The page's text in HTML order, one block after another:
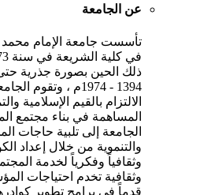
عن الجامعة
تأسست جامعة الإمام محمد
ذلك الحين بصورة جذرية
1394 - 1974م ،
الالتزام بالقيم الإسلامية
المساهمة في بناء مجتمع
الجامعة إلى تلبية حاجات
والتنموية من خلال إعداد
وثقافياً وفكرياً لخدمة
وثقافية تخدم احتياجات
قدماً في برامج تطوير